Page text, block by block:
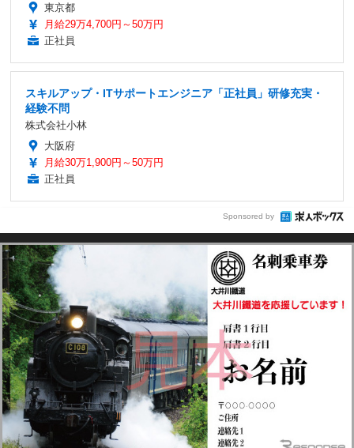
東京都
月給29万4,700円～50万円
正社員
スキルアップ・ITサポートエンジニア「正社員」研修充実・
経験不問
株式会社小林
大阪府
月給30万1,900円～50万円
正社員
Sponsored by